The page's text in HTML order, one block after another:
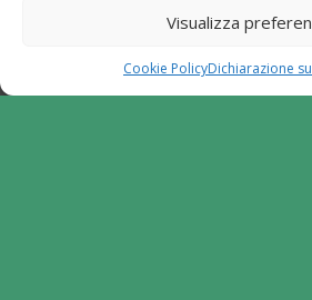
Visualizza
Cookie PolicyDichiarazione
6.2.1. Aiuto all'avviamento